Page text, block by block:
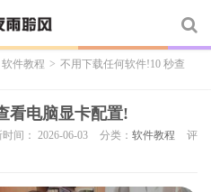
软件教程 > 不用下载任何软件!10 秒查
看电脑显卡配置!
间： 2026-06-03 分类： 软件教程
评